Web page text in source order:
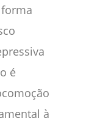
é
à